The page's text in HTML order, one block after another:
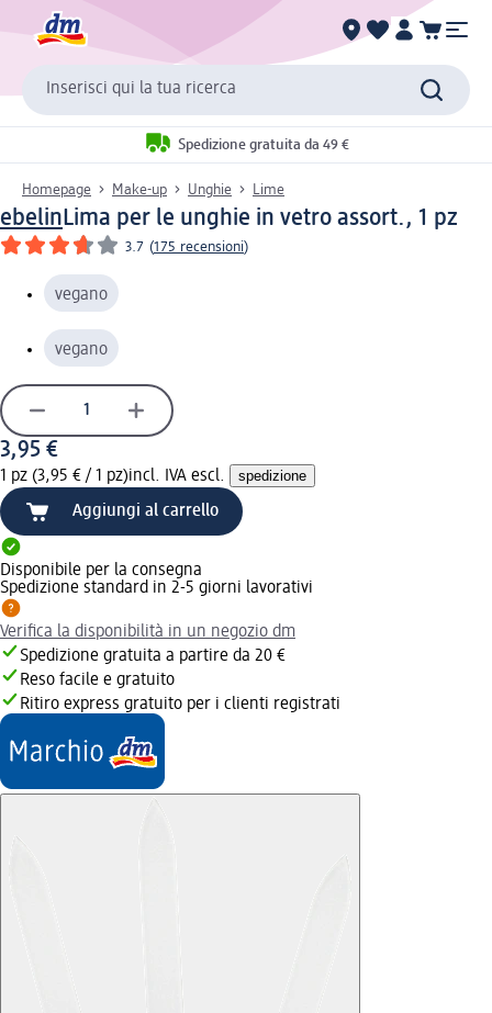
Inserisci qui la tua ricerca
Spedizione gratuita da 49 €
Homepage Make-up Unghie Lime
ebelinLima per le unghie in vetro assort., 1 pz
3.7 (175 recensioni)
vegano
vegano
3,95 €
1 pz (3,95 € / 1 pz)incl. IVA escl. spedizione
Aggiungi al carrello
Disponibile per la consegna
Spedizione standard in 2-5 giorni lavorativi
Verifica la disponibilità in un negozio dm
Spedizione gratuita a partire da 20 €
Reso facile e gratuito
Ritiro express gratuito per i clienti registrati